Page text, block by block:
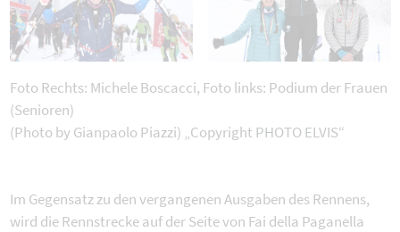
Foto Rechts: Michele Boscacci, Foto links: Podium der Frauen
(Senioren)
(Photo by Gianpaolo Piazzi) „Copyright PHOTO ELVIS“
Im Gegensatz zu den vergangenen Ausgaben des Rennens,
wird die Rennstrecke auf der Seite von Fai della Paganella